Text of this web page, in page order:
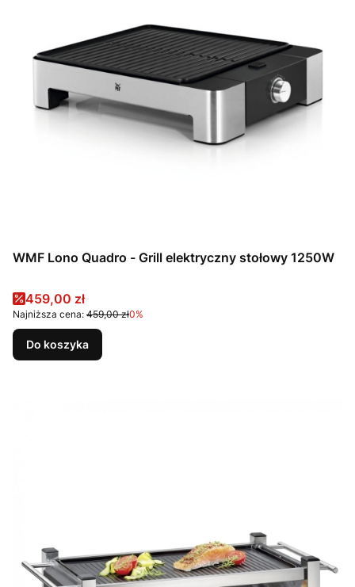
WMF Lono Quadro - Grill elektryczny stołowy 1250W
Cena promocyjna
459,00 zł
Najniższa cena: 459,00 zł0%
Do koszyka